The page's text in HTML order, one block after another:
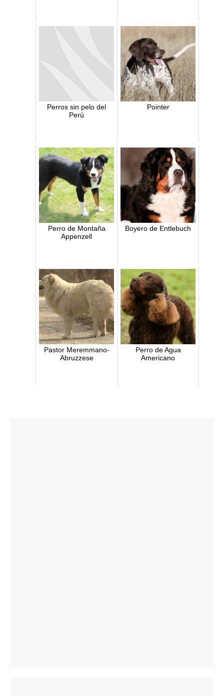
Perros sin pelo del
Perú
Pointer
Perro de Montaña
Appenzell
Boyero de Entlebuch
Pastor Meremmano-
Abruzzese
Perro de Agua
Americano